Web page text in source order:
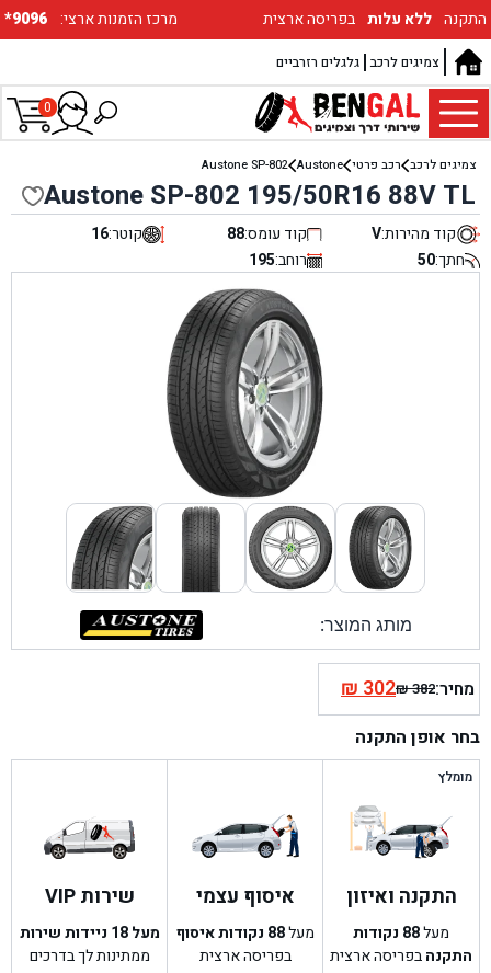
*9096 :מרכז הזמנות ארצי התקנה ללא עלות בפריסה ארצית
גלגלים רזרביים צמיגים לרכב
0
צמיגים לרכב רכב פרטי Austone
Austone SP-802
Austone SP-802 195/50R16 88V TL
קוד מהירות:V קוד עומס:88 קוטר:16
חתך:50 רוחב:195
מותג המוצר:
מחיר: ₪382
המחיר
המקורי
היה:
₪302המחיר
הנוכחי
הוא:
בחר אופן התקנה
מומלץ
התקנה ואיזון
מעל88 נקודות
התקנהבפריסה ארצית
איסוף עצמי
מעל88 נקודות איסוף
בפריסה ארצית
שירות VIP
מעל 18 ניידות שירות
ממתינות לך בדרכים